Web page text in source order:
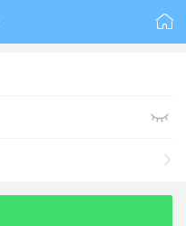


